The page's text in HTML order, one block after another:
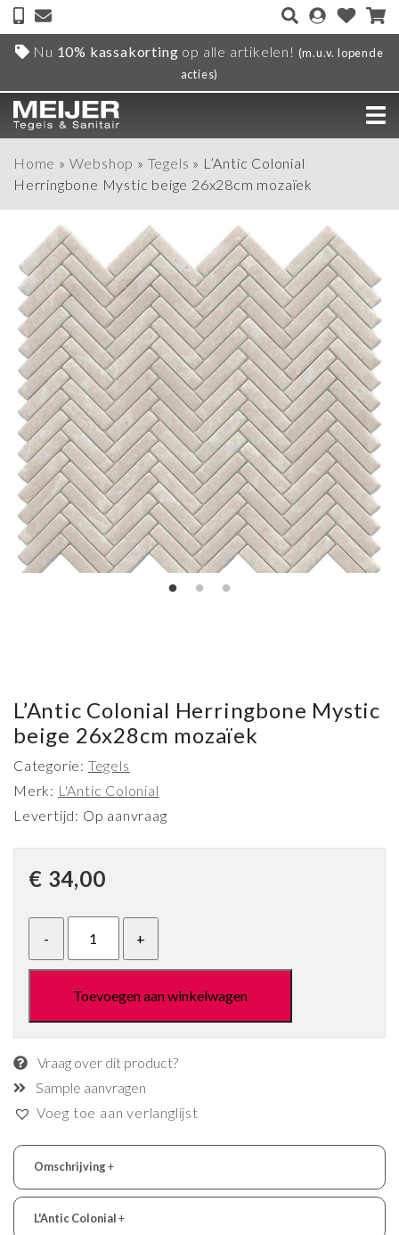
Nu 10% kassakorting op alle artikelen! (m.u.v. lopende
acties)
Home » Webshop » Tegels » L’Antic Colonial
Herringbone Mystic beige 26x28cm mozaïek
L’Antic Colonial Herringbone Mystic
beige 26x28cm mozaïek
Categorie: Tegels
Merk: L'Antic Colonial
Levertijd: Op aanvraag
€ 34,00
Toevoegen aan winkelwagen
Vraag over dit product?
Sample aanvragen
Voeg toe aan verlanglijst
Omschrijving+
L'Antic Colonial+